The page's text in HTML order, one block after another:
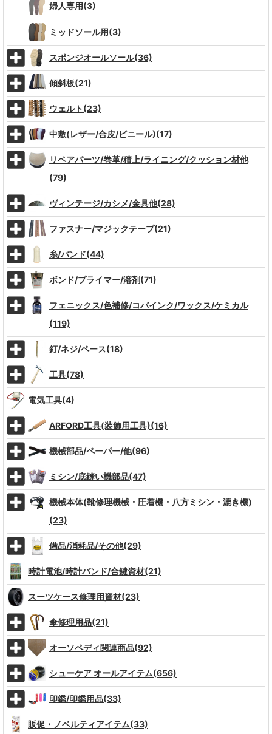
婦人専用(3)
ミッドソール用(3)
スポンジオールソール(36)
傾斜板(21)
ウェルト(23)
中敷(レザー/合皮/ビニール)(17)
リペアパーツ/巻革/積上/ライニング/クッション材他
(79)
ヴィンテージ/カシメ/金具他(28)
ファスナー/マジックテープ(21)
糸/バンド(44)
ボンド/プライマー/溶剤(71)
フェニックス/色補修/コバインク/ワックス/ケミカル
(119)
釘/ネジ/ペース(18)
工具(78)
電気工具(4)
ARFORD工具(装飾用工具)(16)
機械部品/ペーパー/他(96)
ミシン/底縫い機部品(47)
機械本体(靴修理機械・圧着機・八方ミシン・漉き機)
(23)
備品/消耗品/その他(29)
時計電池/時計バンド/合鍵資材(21)
スーツケース修理用資材(23)
傘修理用品(21)
オーソペディ関連商品(92)
シューケア オールアイテム(656)
印鑑/印鑑用品(33)
販促・ノベルティアイテム(33)